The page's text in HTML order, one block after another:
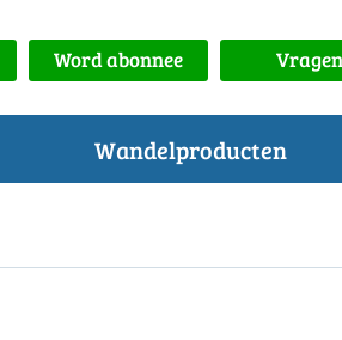
Word abonnee Vragen
Wandelproducten